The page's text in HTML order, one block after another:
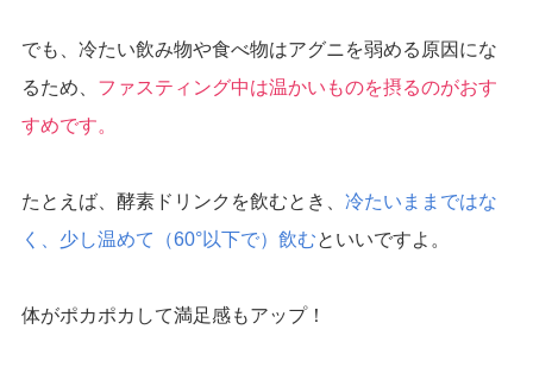
でも、冷たい飲み物や食べ物はアグニを弱める原因にな
るため、 ファスティング中は温かいものを摂るのがおす
すめです。
たとえば、酵素ドリンクを飲むとき、 冷たいままではな
く、少し温めて（60°以下で）飲むといいですよ。
体がポカポカして満足感もアップ！